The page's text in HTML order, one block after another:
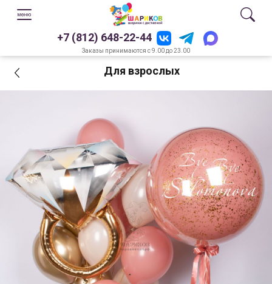
+7 (812) 648-22-44
Заказы принимаются с 9.00 до 23.00
Для взрослых